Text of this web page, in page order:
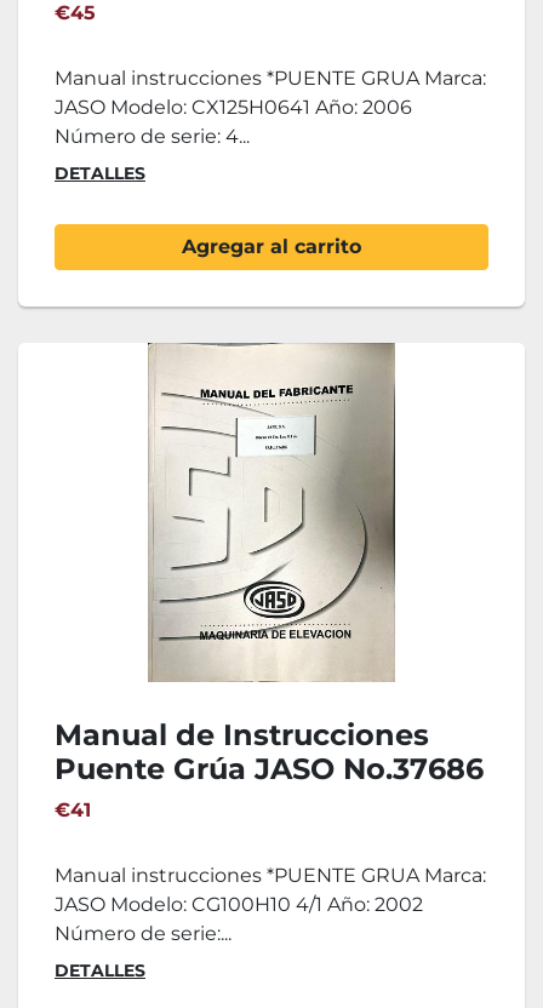
€45
Manual instrucciones *PUENTE GRUA Marca:
JASO Modelo: CX125H0641 Año: 2006
Número de serie: 4...
DETALLES
Agregar al carrito
Manual de Instrucciones
Puente Grúa JASO No.37686
€41
Manual instrucciones *PUENTE GRUA Marca:
JASO Modelo: CG100H10 4/1 Año: 2002
Número de serie:...
DETALLES